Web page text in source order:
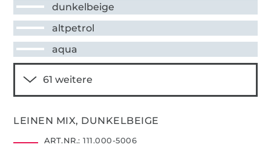
dunkelbeige
altpetrol
aqua
LEINEN MIX, DUNKELBEIGE
ART.NR.: 111.000-5006